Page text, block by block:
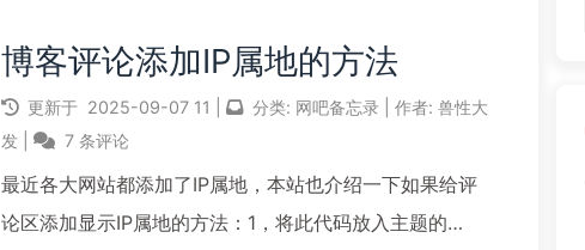
博客评论添加IP属地的方法
更新于 2025-09-07 11 分类: 网吧备忘录 作者: 兽性大
发
7 条评论
最近各大网站都添加了IP属地，本站也介绍一下如果给评
论区添加显示IP属地的方法：1，将此代码放入主题的